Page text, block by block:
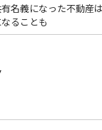
名義になった不動産
ることも